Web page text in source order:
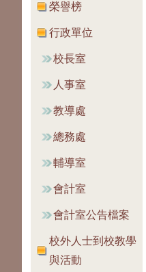
榮譽榜
行政單位
校長室
人事室
教導處
總務處
輔導室
會計室
會計室公告檔案
校外人士到校教學
與活動